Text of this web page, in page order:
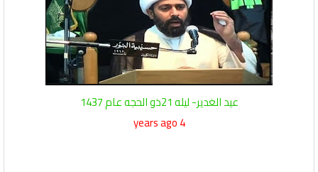
عيد الغدير- ليله 21ذو الحجه عام 1437
4 years ago